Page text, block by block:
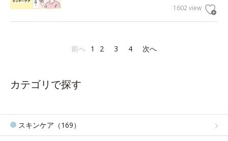
1602 view
前へ 1 2 3 4 次へ
カテゴリで探す
スキンケア（169）